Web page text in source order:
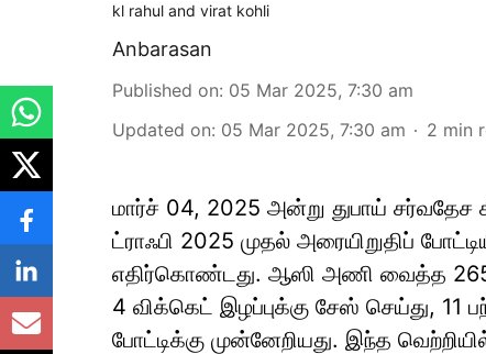
kl rahul and virat kohli
Anbarasan
Published on: 05 Mar 2025, 7:30 am
Updated on: 05 Mar 2025, 7:30 am 2 min
மார்ச் 04, 2025 அன்று துபாய்
ட்ராஃபி 2025 முதல் அரையிறுதிப்
எதிர்கொண்டது. ஆஸி அணி வைத்த
4 விக்கெட் இழப்புக்கு சேஸ் செய்து, 11
போட்டிக்கு முன்னேறியது. இந்த